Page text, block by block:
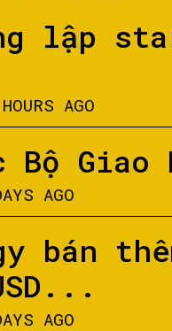
lập
AGO
Bộ
AGO
bán
AGO